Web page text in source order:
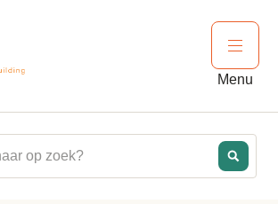
Open
Menu